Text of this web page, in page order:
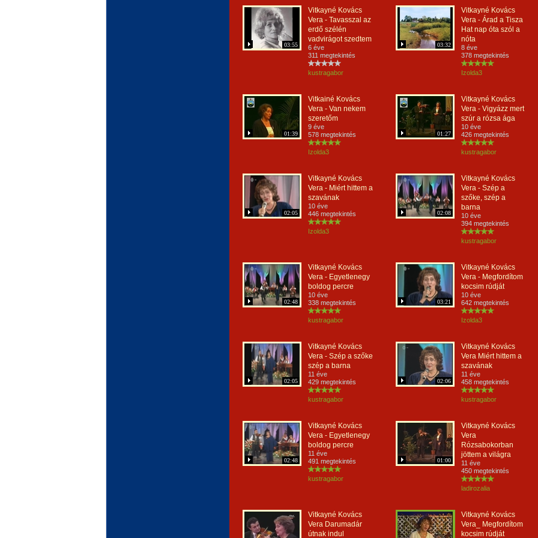
03:55
Vitkayné Kovács
Vera - Tavasszal az
erdő szélén
vadvirágot szedtem
6 éve
311 megtekintés
kustragabor
03:32
Vitkayné Kovács
Vera - Árad a Tisza
Hat nap óta szól a
nóta
8 éve
378 megtekintés
Izolda3
01:39
Vitkainé Kovács
Vera - Van nekem
szeretőm
9 éve
578 megtekintés
Izolda3
01:27
Vitkayné Kovács
Vera - Vigyázz mert
szúr a rózsa ága
10 éve
426 megtekintés
kustragabor
02:05
Vitkayné Kovács
Vera - Miért hittem a
szavának
10 éve
446 megtekintés
Izolda3
02:08
Vitkayné Kovács
Vera - Szép a
szőke, szép a
barna
10 éve
394 megtekintés
kustragabor
02:48
Vitkayné Kovács
Vera - Egyetlenegy
boldog percre
10 éve
338 megtekintés
kustragabor
03:21
Vitkayné Kovács
Vera - Megfordítom
kocsim rúdját
10 éve
642 megtekintés
Izolda3
02:05
Vitkayné Kovács
Vera - Szép a szőke
szép a barna
11 éve
429 megtekintés
kustragabor
02:06
Vitkayné Kovács
Vera Miért hittem a
szavának
11 éve
458 megtekintés
kustragabor
02:48
Vitkayné Kovács
Vera - Egyetlenegy
boldog percre
11 éve
491 megtekintés
kustragabor
01:00
Vitkayné Kovács
Vera
Rózsabokorban
jöttem a világra
11 éve
450 megtekintés
ladirozalia
Vitkayné Kovács
Vera Darumadár
útnak indul
Vitkayné Kovács
Vera_ Megfordítom
kocsim rúdját